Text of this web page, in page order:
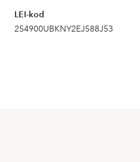
LEI-kod
254900UBKNY2EJ588J53